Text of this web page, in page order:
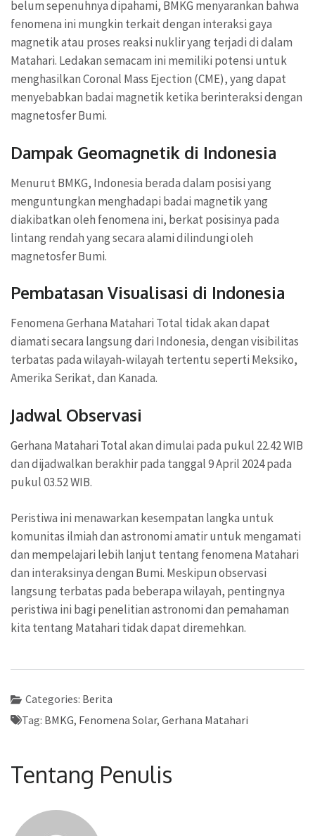
belum sepenuhnya dipahami, BMKG menyarankan bahwa
fenomena ini mungkin terkait dengan interaksi gaya
magnetik atau proses reaksi nuklir yang terjadi di dalam
Matahari. Ledakan semacam ini memiliki potensi untuk
menghasilkan Coronal Mass Ejection (CME), yang dapat
menyebabkan badai magnetik ketika berinteraksi dengan
magnetosfer Bumi.
Dampak Geomagnetik di Indonesia
Menurut BMKG, Indonesia berada dalam posisi yang
menguntungkan menghadapi badai magnetik yang
diakibatkan oleh fenomena ini, berkat posisinya pada
lintang rendah yang secara alami dilindungi oleh
magnetosfer Bumi.
Pembatasan Visualisasi di Indonesia
Fenomena Gerhana Matahari Total tidak akan dapat
diamati secara langsung dari Indonesia, dengan visibilitas
terbatas pada wilayah-wilayah tertentu seperti Meksiko,
Amerika Serikat, dan Kanada.
Jadwal Observasi
Gerhana Matahari Total akan dimulai pada pukul 22.42 WIB
dan dijadwalkan berakhir pada tanggal 9 April 2024 pada
pukul 03.52 WIB.
Peristiwa ini menawarkan kesempatan langka untuk
komunitas ilmiah dan astronomi amatir untuk mengamati
dan mempelajari lebih lanjut tentang fenomena Matahari
dan interaksinya dengan Bumi. Meskipun observasi
langsung terbatas pada beberapa wilayah, pentingnya
peristiwa ini bagi penelitian astronomi dan pemahaman
kita tentang Matahari tidak dapat diremehkan.
Categories: Berita
Tag: BMKG, Fenomena Solar, Gerhana Matahari
Tentang Penulis